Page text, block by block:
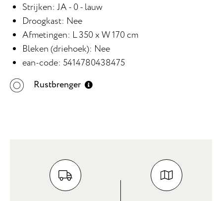
Strijken: JA - 0 - lauw
Droogkast: Nee
Afmetingen: L 350 x W 170 cm
Bleken (driehoek): Nee
ean-code: 5414780438475
Rustbrenger